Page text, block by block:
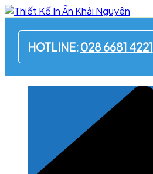
Skip
content
HOTLINE:028 6681 4221